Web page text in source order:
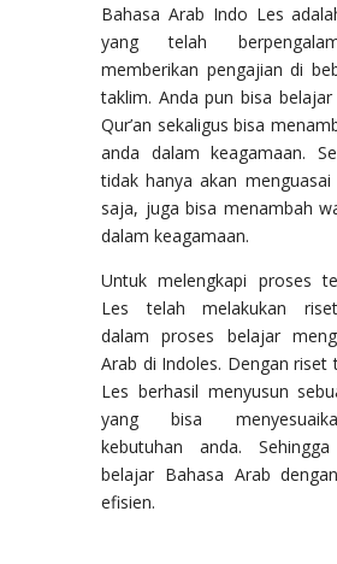
Bahasa Arab Indo Les
yang telah
memberikan pengajian di
taklim. Anda pun bisa
Qur’an sekaligus bisa
anda dalam keagamaan.
tidak hanya akan menguasai
saja, juga bisa menambah
dalam keagamaan.
Untuk melengkapi proses
Les telah melakukan
dalam proses belajar
Arab di Indoles. Dengan riset
Les berhasil menyusun
yang bisa
kebutuhan anda.
belajar Bahasa Arab
efisien.